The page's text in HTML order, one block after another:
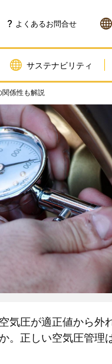
よくあるお問合せ
サステナビリティ
関係性も解説
気圧が適正値から外
。正しい空気圧管理